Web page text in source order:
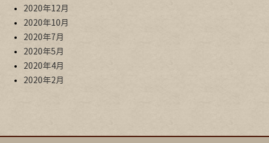
2020年12月
2020年10月
2020年7月
2020年5月
2020年4月
2020年2月